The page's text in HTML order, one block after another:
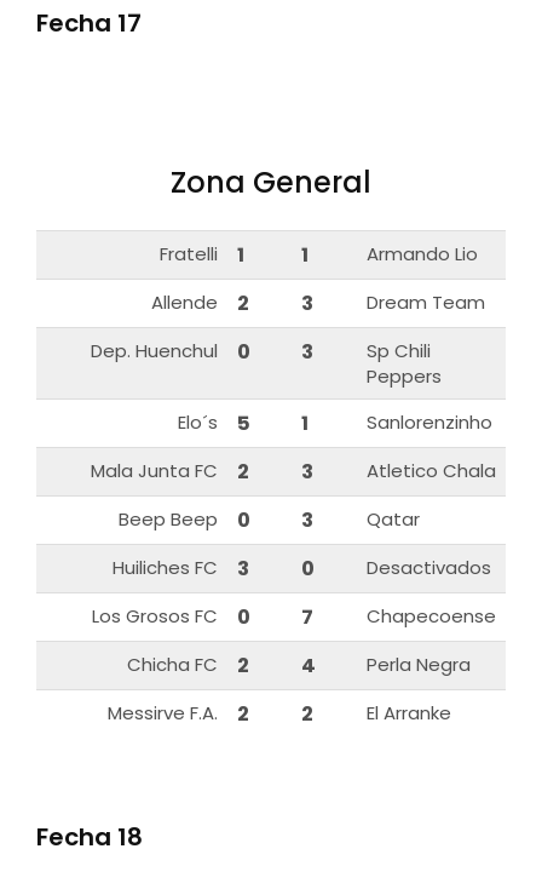
Fecha 17
Zona General
Fratelli 1 1
Armando Lio
Allende
2 3
Dream Team
Dep. Huenchul
0 3
Sp Chili
Peppers
Elo´s
5 1
Sanlorenzinho
Mala Junta FC
2 3
Atletico Chala
Beep Beep
0 3
Qatar
Huiliches FC
3 0
Desactivados
Los Grosos FC
0 7
Chapecoense
Chicha FC
2 4
Perla Negra
Messirve F.A.
2 2 El Arranke
Fecha 18